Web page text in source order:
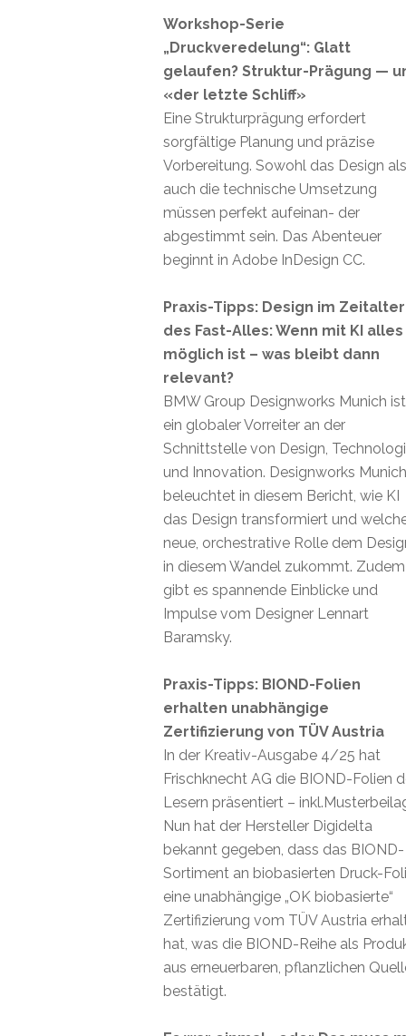
Workshop-Serie
„Druckveredelung“: Glatt
gelaufen? Struktur-Prägung —
«der letzte Schliff»
Eine Strukturprägung erfordert
sorgfältige Planung und präzise
Vorbereitung. Sowohl das Design als
auch die technische Umsetzung
müssen perfekt aufeinan- der
abgestimmt sein. Das Abenteuer
beginnt in Adobe InDesign CC.
Praxis-Tipps: Design im Zeitalter
des Fast-Alles: Wenn mit KI alles
möglich ist – was bleibt dann
relevant?
BMW Group Designworks Munich ist
ein globaler Vorreiter an der
Schnittstelle von Design,
und Innovation. Designworks Munich
beleuchtet in diesem Bericht, wie KI
das Design transformiert und
neue, orchestrative Rolle dem
in diesem Wandel zukommt. Zudem
gibt es spannende Einblicke und
Impulse vom Designer Lennart
Baramsky.
Praxis-Tipps: BIOND-Folien
erhalten unabhängige
Zertifizierung von TÜV Austria
In der Kreativ-Ausgabe 4/25 hat
Frischknecht AG die BIOND-Folien
Lesern präsentiert –
Nun hat der Hersteller Digidelta
bekannt gegeben, dass das BIOND-
Sortiment an biobasierten Druck-
eine unabhängige „OK biobasierte“
Zertifizierung vom TÜV Austria
hat, was die BIOND-Reihe als
aus erneuerbaren, pflanzlichen
bestätigt.